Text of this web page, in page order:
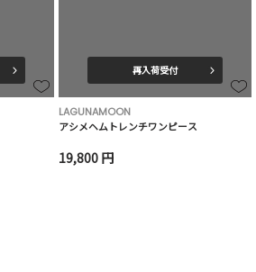
再入荷受付
LAGUNAMOON
アシメヘムトレンチワンピース
19,800 円